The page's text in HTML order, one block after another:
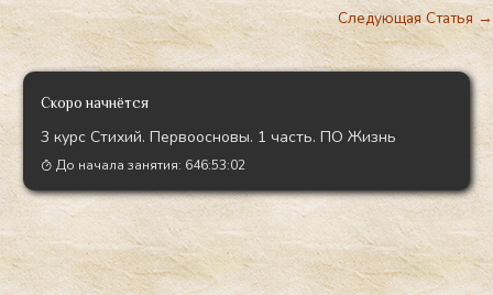
Следующая Статья →
Скоро начнётся
3 курс Стихий. Первоосновы. 1 часть. ПО Жизнь
До начала занятия: 646:53:00